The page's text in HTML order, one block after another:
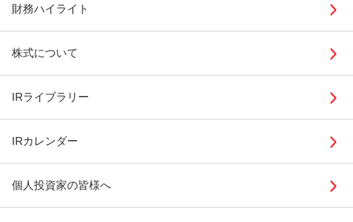
財務ハイライト
株式について
IRライブラリー
IRカレンダー
個人投資家の皆様へ